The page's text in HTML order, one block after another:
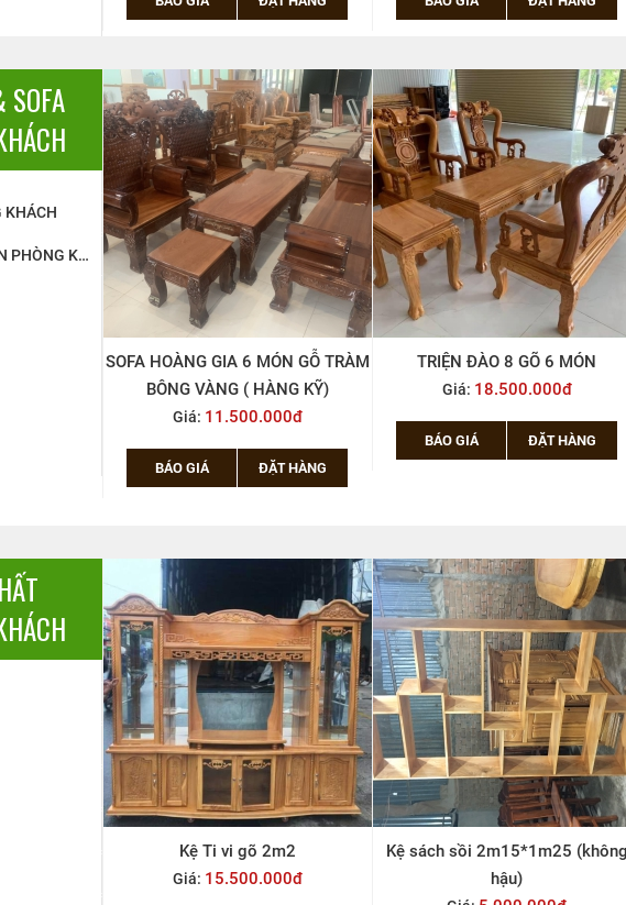
SOFA
KHÁCH
SALON, TRIỆN PHÒNG KHÁCH
GỖ TRÀM
KỸ)
TRIỆN ĐÀO 8 GÕ 6 MÓN
Giá:18.500.000đ
Triện Rồng Khuỳnh tay 12 Gỗ Tràm
Bông vàng
Kệ sách sồi 2m15*1m25 (không
hậu)
KOP tivi Lu-i gõ đỏ 2m
8.700.000đ